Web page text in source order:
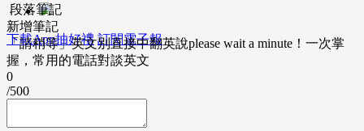
下載App抽好禮 訂閱電子報
段落筆記
新增筆記
「請稍等」英文別直接中翻英說please wait a minute！一次掌
握，常用的電話對談英文
0
/500